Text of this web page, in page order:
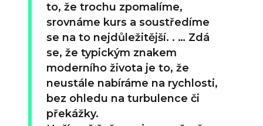
to, že trochu zpomalíme,
srovnáme kurs a soustředíme
se na to nejdůležitější. . … Zdá
se, že typickým znakem
moderního života je to, že
neustále nabíráme na rychlosti,
bez ohledu na turbulence či
překážky.